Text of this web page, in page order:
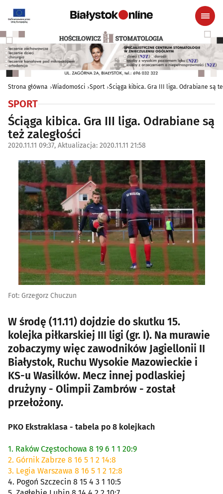
Strona główna Wiadomości Sport Ściąga kibica. Gra III liga. Odrabiane są
SPORT
Ściąga kibica. Gra III liga. Odrabiane są
też zaległości
2020.11.11 09:37, Aktualizacja: 2020.11.11 21:58
Fot: Grzegorz Chuczun
W środę (11.11) dojdzie do skutku 15.
kolejka piłkarskiej III ligi (gr. I). Na murawie
zobaczymy więc zawodników Jagiellonii II
Białystok, Ruchu Wysokie Mazowieckie i
KS-u Wasilków. Mecz innej podlaskiej
drużyny - Olimpii Zambrów - został
przełożony.
PKO Ekstraklasa - tabela po 8 kolejkach
1. Raków Częstochowa 8 19 6 1 1 20:9
2. Górnik Zabrze 8 16 5 1 2 14:8
3. Legia Warszawa 8 16 5 1 2 12:8
4. Pogoń Szczecin 8 15 4 3 1 10:5